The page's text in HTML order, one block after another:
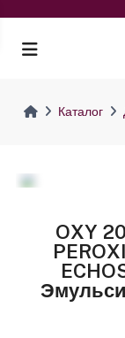
Каталог
OXY